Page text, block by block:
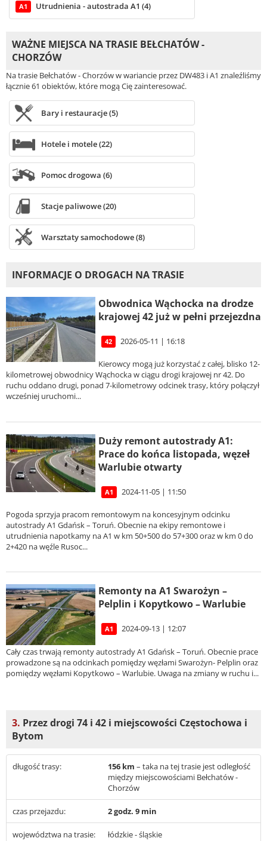
A1 Utrudnienia - autostrada A1 (4)
WAŻNE MIEJSCA NA TRASIE BEŁCHATÓW -
CHORZÓW
Na trasie Bełchatów - Chorzów w wariancie przez DW483 i A1 znaleźliśmy
łącznie 61 obiektów, które mogą Cię zainteresować.
Bary i restauracje (5)
Hotele i motele (22)
Pomoc drogowa (6)
Stacje paliwowe (20)
Warsztaty samochodowe (8)
INFORMACJE O DROGACH NA TRASIE
Obwodnica Wąchocka na drodze
krajowej 42 już w pełni przejezdna
42 2026-05-11 | 16:18
Kierowcy mogą już korzystać z całej, blisko 12-
kilometrowej obwodnicy Wąchocka w ciągu drogi krajowej nr 42. Do
ruchu oddano drugi, ponad 7-kilometrowy odcinek trasy, który połączył
wcześniej uruchomi...
Duży remont autostrady A1:
Prace do końca listopada, węzeł
Warlubie otwarty
A1 2024-11-05 | 11:50
Pogoda sprzyja pracom remontowym na koncesyjnym odcinku
autostrady A1 Gdańsk – Toruń. Obecnie na ekipy remontowe i
utrudnienia napotkamy na A1 w km 50+500 do 57+300 oraz w km 0 do
2+420 na węźle Rusoc...
Remonty na A1 Swarożyn –
Pelplin i Kopytkowo – Warlubie
A1 2024-09-13 | 12:07
Cały czas trwają remonty autostrady A1 Gdańsk – Toruń. Obecnie prace
prowadzone są na odcinkach pomiędzy węzłami Swarożyn- Pelplin oraz
pomiędzy węzłami Kopytkowo – Warlubie. Uwaga na zmiany w ruchu i...
3. Przez drogi 74 i 42 i miejscowości Częstochowa i
Bytom
długość trasy: 156 km – taka na tej trasie jest odległość
między miejscowościami Bełchatów -
Chorzów
czas przejazdu: 2 godz. 9 min
województwa na trasie: łódzkie - śląskie